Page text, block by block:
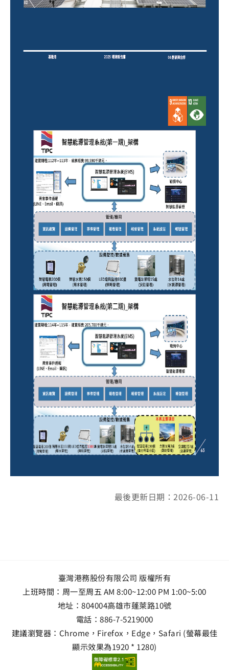
最後更新日期：2026-06-11
臺灣港務股份有限公司 版權所有
上班時間：周一至周五 AM 8:00~12:00 PM 1:00~5:00
地址： 804004高雄市蓬萊路10號
電話： 886-7-5219000
建議瀏覽器：Chrome，Firefox，Edge，Safari (螢幕最佳
顯示效果為1920 * 1280)